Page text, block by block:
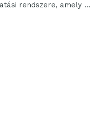
rendszere, amely a